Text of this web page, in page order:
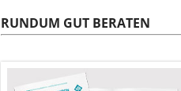
RUNDUM GUT BERATEN